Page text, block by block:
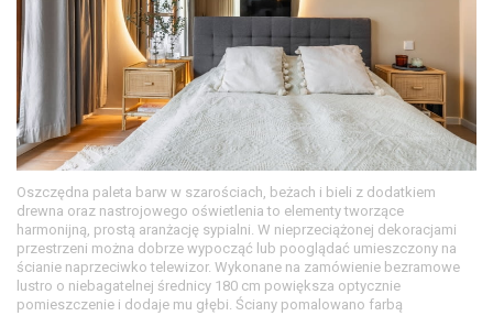
Oszczędna paleta barw w szarościach, beżach i bieli z dodatkiem
drewna oraz nastrojowego oświetlenia to elementy tworzące
harmonijną, prostą aranżację sypialni. W nieprzeciążonej dekoracjami
przestrzeni można dobrze wypocząć lub pooglądać umieszczony na
ścianie naprzeciwko telewizor. Wykonane na zamówienie bezramowe
lustro o niebagatelnej średnicy 180 cm powiększa optycznie
pomieszczenie i dodaje mu głębi. Ściany pomalowano farbą